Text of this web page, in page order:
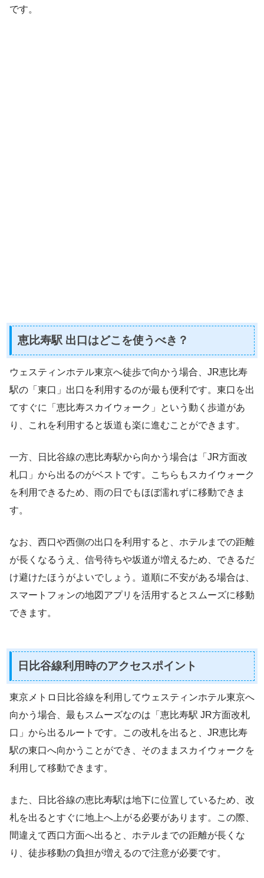
です。
恵比寿駅 出口はどこを使うべき？
ウェスティンホテル東京へ徒歩で向かう場合、JR恵比寿
駅の「東口」出口を利用するのが最も便利です。東口を出
てすぐに「恵比寿スカイウォーク」という動く歩道があ
り、これを利用すると坂道も楽に進むことができます。
一方、日比谷線の恵比寿駅から向かう場合は「JR方面改
札口」から出るのがベストです。こちらもスカイウォーク
を利用できるため、雨の日でもほぼ濡れずに移動できま
す。
なお、西口や西側の出口を利用すると、ホテルまでの距離
が長くなるうえ、信号待ちや坂道が増えるため、できるだ
け避けたほうがよいでしょう。道順に不安がある場合は、
スマートフォンの地図アプリを活用するとスムーズに移動
できます。
日比谷線利用時のアクセスポイント
東京メトロ日比谷線を利用してウェスティンホテル東京へ
向かう場合、最もスムーズなのは「恵比寿駅 JR方面改札
口」から出るルートです。この改札を出ると、JR恵比寿
駅の東口へ向かうことができ、そのままスカイウォークを
利用して移動できます。
また、日比谷線の恵比寿駅は地下に位置しているため、改
札を出るとすぐに地上へ上がる必要があります。この際、
間違えて西口方面へ出ると、ホテルまでの距離が長くな
り、徒歩移動の負担が増えるので注意が必要です。